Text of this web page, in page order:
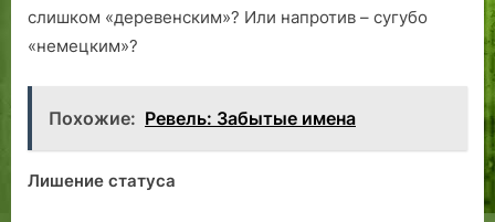
слишком «деревенским»? Или напротив – сугубо
«немецким»?
Похожие: Ревель: Забытые имена
Лишение статуса